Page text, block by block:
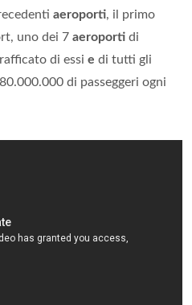
aeroporti, il primo
uno dei 7 aeroporti di
di essi e di tutti gli
di passeggeri ogni